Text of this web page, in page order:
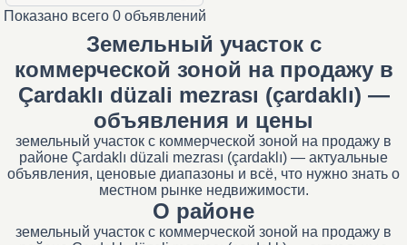
Показано всего 0 объявлений
Земельный участок с
коммерческой зоной на продажу в
Çardaklı düzali mezrası (çardaklı) —
объявления и цены
земельный участок с коммерческой зоной на продажу в
районе Çardaklı düzali mezrası (çardaklı) — актуальные
объявления, ценовые диапазоны и всё, что нужно знать о
местном рынке недвижимости.
О районе
земельный участок с коммерческой зоной на продажу в